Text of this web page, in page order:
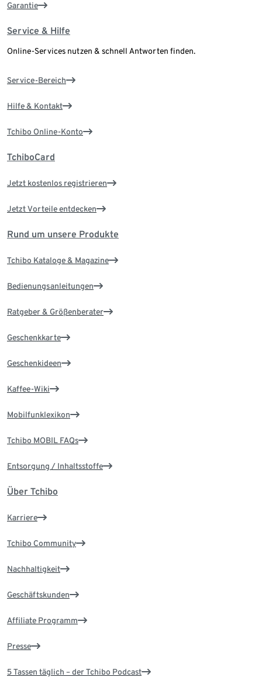
Garantie
Service & Hilfe
Online-Services nutzen & schnell Antworten finden.
Service-Bereich
Hilfe & Kontakt
Tchibo Online-Konto
TchiboCard
Jetzt kostenlos registrieren
Jetzt Vorteile entdecken
Rund um unsere Produkte
Tchibo Kataloge & Magazine
Bedienungsanleitungen
Ratgeber & Größenberater
Geschenkkarte
Geschenkideen
Kaffee-Wiki
Mobilfunklexikon
Tchibo MOBIL FAQs
Entsorgung / Inhaltsstoffe
Über Tchibo
Karriere
Tchibo Community
Nachhaltigkeit
Geschäftskunden
Affiliate Programm
Presse
5 Tassen täglich – der Tchibo Podcast